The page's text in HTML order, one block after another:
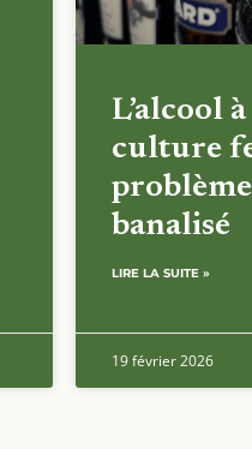
L’alcool
culture
banalisé
LIRE LA SUITE »
19 février 2026